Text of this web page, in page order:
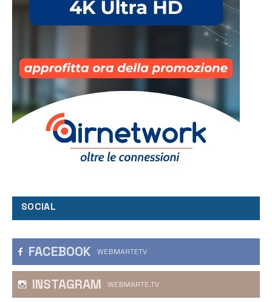
SOCIAL
FACEBOOK WEBMARTETV
INSTAGRAM WEBMARTE.TV